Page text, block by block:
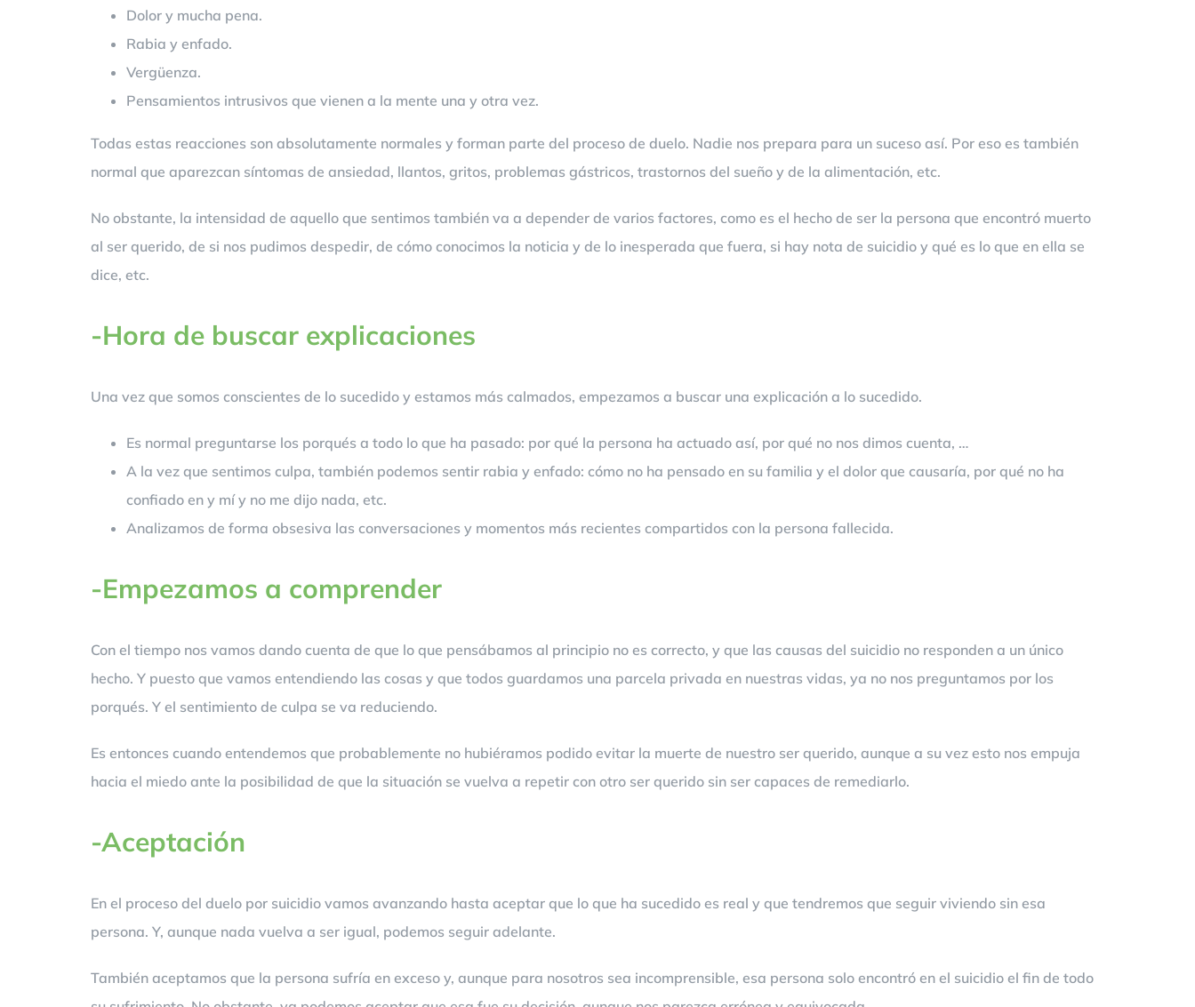
Dolor y mucha pena.
Rabia y enfado.
Vergüenza.
Pensamientos intrusivos que vienen a la mente una y otra vez.
Todas estas reacciones son absolutamente normales y forman parte del proceso de duelo. Nadie nos prepara para un suceso así. Por eso es también
normal que aparezcan síntomas de ansiedad, llantos, gritos, problemas gástricos, trastornos del sueño y de la alimentación, etc.
No obstante, la intensidad de aquello que sentimos también va a depender de varios factores, como es el hecho de ser la persona que encontró muerto
al ser querido, de si nos pudimos despedir, de cómo conocimos la noticia y de lo inesperada que fuera, si hay nota de suicidio y qué es lo que en ella se
dice, etc.
-Hora de buscar explicaciones
Una vez que somos conscientes de lo sucedido y estamos más calmados, empezamos a buscar una explicación a lo sucedido.
Es normal preguntarse los porqués a todo lo que ha pasado: por qué la persona ha actuado así, por qué no nos dimos cuenta, …
A la vez que sentimos culpa, también podemos sentir rabia y enfado: cómo no ha pensado en su familia y el dolor que causaría, por qué no ha
confiado en y mí y no me dijo nada, etc.
Analizamos de forma obsesiva las conversaciones y momentos más recientes compartidos con la persona fallecida.
-Empezamos a comprender
Con el tiempo nos vamos dando cuenta de que lo que pensábamos al principio no es correcto, y que las causas del suicidio no responden a un único
hecho. Y puesto que vamos entendiendo las cosas y que todos guardamos una parcela privada en nuestras vidas, ya no nos preguntamos por los
porqués. Y el sentimiento de culpa se va reduciendo.
Es entonces cuando entendemos que probablemente no hubiéramos podido evitar la muerte de nuestro ser querido, aunque a su vez esto nos empuja
hacia el miedo ante la posibilidad de que la situación se vuelva a repetir con otro ser querido sin ser capaces de remediarlo.
-Aceptación
En el proceso del duelo por suicidio vamos avanzando hasta aceptar que lo que ha sucedido es real y que tendremos que seguir viviendo sin esa
persona. Y, aunque nada vuelva a ser igual, podemos seguir adelante.
También aceptamos que la persona sufría en exceso y, aunque para nosotros sea incomprensible, esa persona solo encontró en el suicidio el fin de todo